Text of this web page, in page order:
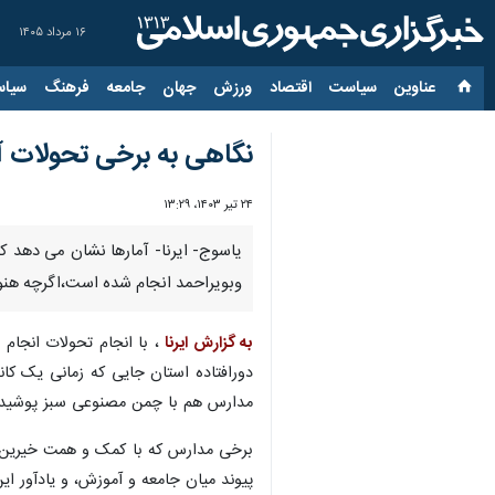
۱۶ مرداد ۱۴۰۵
عناوین‌ سیاست اقتصاد ورزش جهان جامعه فرهنگ
نگاهی به برخی تحولات
۲۴ تیر ۱۴۰۳، ۱۳:۲۹